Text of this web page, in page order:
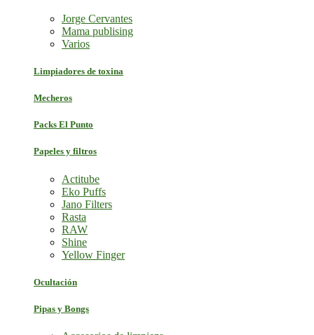
Jorge Cervantes
Mama publising
Varios
Limpiadores de toxina
Mecheros
Packs El Punto
Papeles y filtros
Actitube
Eko Puffs
Jano Filters
Rasta
RAW
Shine
Yellow Finger
Ocultación
Pipas y Bongs